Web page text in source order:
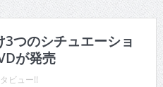
のシチュエーショ
が発売